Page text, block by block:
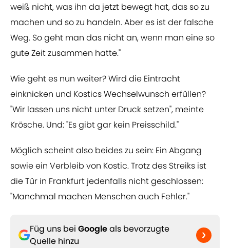
weiß nicht, was ihn da jetzt bewegt hat, das so zu
machen und so zu handeln. Aber es ist der falsche
Weg. So geht man das nicht an, wenn man eine so
gute Zeit zusammen hatte."
Wie geht es nun weiter? Wird die Eintracht
einknicken und Kostics Wechselwunsch erfüllen?
"Wir lassen uns nicht unter Druck setzen", meinte
Krösche. Und: "Es gibt gar kein Preisschild."
Möglich scheint also beides zu sein: Ein Abgang
sowie ein Verbleib von Kostic. Trotz des Streiks ist
die Tür in Frankfurt jedenfalls nicht geschlossen:
"Manchmal machen Menschen auch Fehler."
Füg uns bei Googleals bevorzugte
Quelle hinzu